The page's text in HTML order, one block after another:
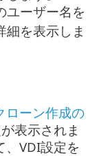
ユーザー名を
細を表示しま
ローン作成の
表示されま
、VDI設定を